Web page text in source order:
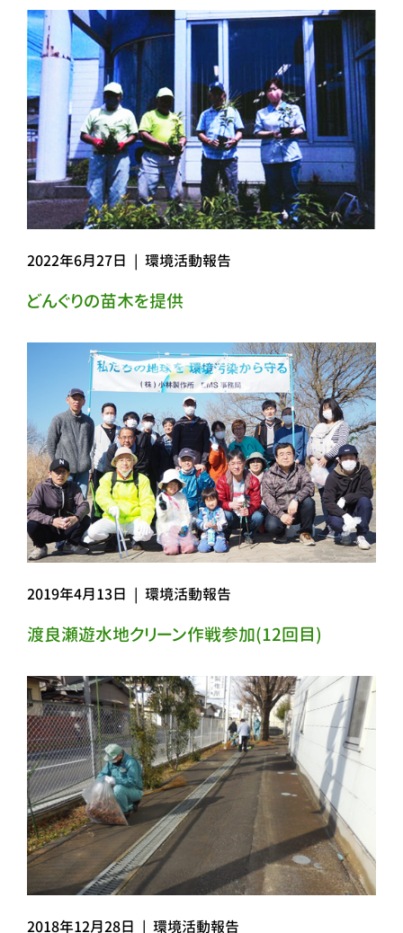
2022年6月27日 | 環境活動報告
どんぐりの苗木を提供
2019年4月13日 | 環境活動報告
渡良瀬遊水地クリーン作戦参加(12回目)
2018年12月28日 | 環境活動報告